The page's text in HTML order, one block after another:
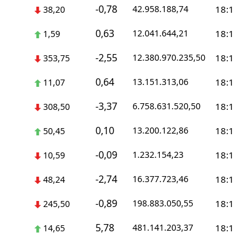
38,20 -0,78 42.958.188,74
1,59 0,63 12.041.644,21
353,75 -2,55 12.380.970.235,50
11,07 0,64 13.151.313,06
308,50 -3,37 6.758.631.520,50
50,45 0,10 13.200.122,86
10,59 -0,09 1.232.154,23
48,24 -2,74 16.377.723,46
245,50 -0,89 198.883.050,55
14,65 5,78 481.141.203,37